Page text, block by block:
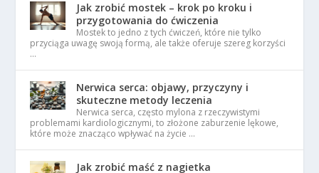
Jak zrobić mostek – krok po kroku i
przygotowania do ćwiczenia
Mostek to jedno z tych ćwiczeń, które nie tylko
przyciąga uwagę swoją formą, ale także oferuje szereg korzyści
…
Nerwica serca: objawy, przyczyny i
skuteczne metody leczenia
Nerwica serca, często mylona z rzeczywistymi
problemami kardiologicznymi, to złożone zaburzenie lękowe,
które może znacząco wpływać na życie …
Jak zrobić maść z nagietka